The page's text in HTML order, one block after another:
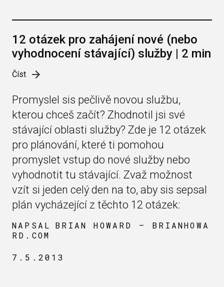
12 otázek pro zahájení nové (nebo
vyhodnocení stávající) služby | 2 min
Číst
Promyslel sis pečlivě novou službu,
kterou chceš začít? Zhodnotil jsi své
stávající oblasti služby? Zde je 12 otázek
pro plánování, které ti pomohou
promyslet vstup do nové služby nebo
vyhodnotit tu stávající. Zvaž možnost
vzít si jeden celý den na to, aby sis sepsal
plán vycházející z těchto 12 otázek:
NAPSAL
BRIAN HOWARD — BRIANHOWA
RD.COM
7.5.2013